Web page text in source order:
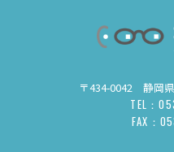
〒434-0042 静岡
TEL：
FAX：